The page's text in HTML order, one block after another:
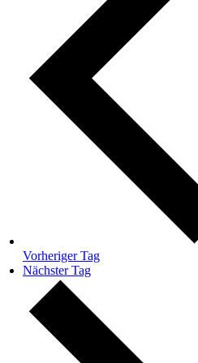
Vorheriger Tag
Nächster Tag